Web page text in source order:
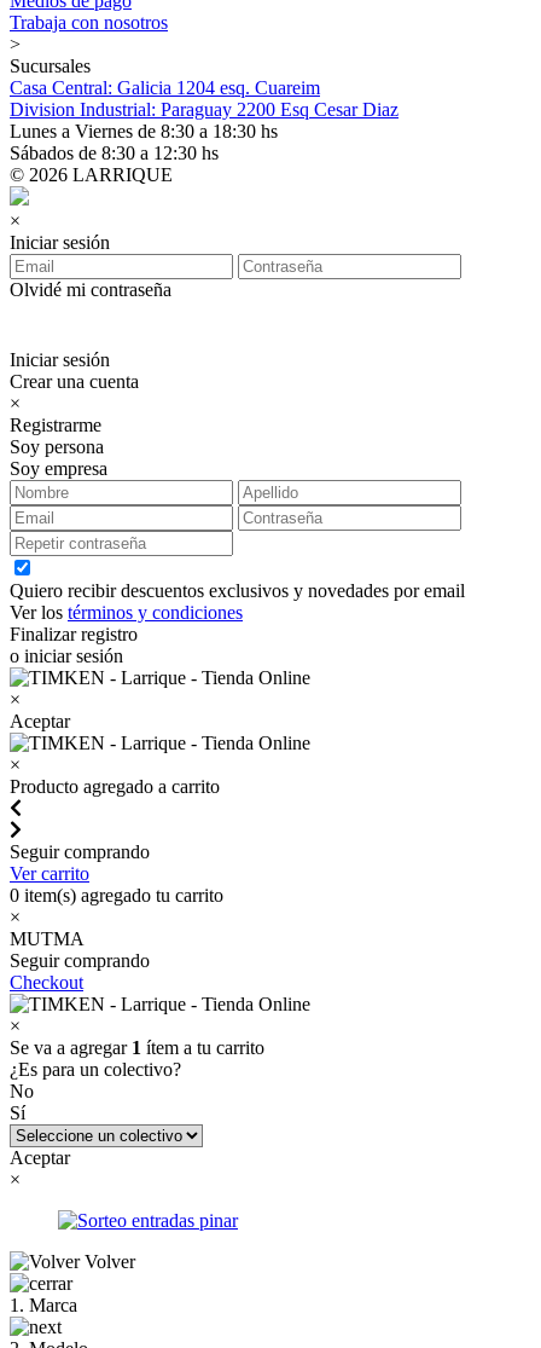
Trabaja con nosotros
>
Sucursales
Casa Central: Galicia 1204 esq. Cuareim
Division Industrial: Paraguay 2200 Esq Cesar Diaz
Lunes a Viernes de 8:30 a 18:30 hs
Sábados de 8:30 a 12:30 hs
© 2026 LARRIQUE
×
Iniciar sesión
Olvidé mi contraseña
Iniciar sesión
Crear una cuenta
×
Registrarme
Soy persona
Soy empresa
Quiero recibir descuentos exclusivos y novedades por email
Ver los términos y condiciones
Finalizar registro
o iniciar sesión
×
Aceptar
×
Producto agregado a carrito
Seguir comprando
Ver carrito
0 item(s) agregado tu carrito
×
MUTMA
Seguir comprando
Checkout
×
Se va a agregar 1 ítem a tu carrito
¿Es para un colectivo?
No
Sí
Aceptar
×
Volver
1. Marca